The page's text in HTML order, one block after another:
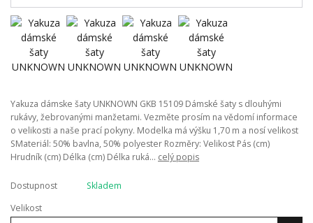
Yakuza dámske šaty UNKNOWN GKB 15109 Dámské šaty s dlouhými
rukávy, žebrovanými manžetami. Vezměte prosím na vědomí informace
o velikosti a naše prací pokyny. Modelka má výšku 1,70 m a nosí velikost
SMateriál: 50% bavlna, 50% polyester Rozměry: Velikost Pás (cm)
Hrudník (cm) Délka (cm) Délka ruká... celý popis
Dostupnost
Skladem
Velikost